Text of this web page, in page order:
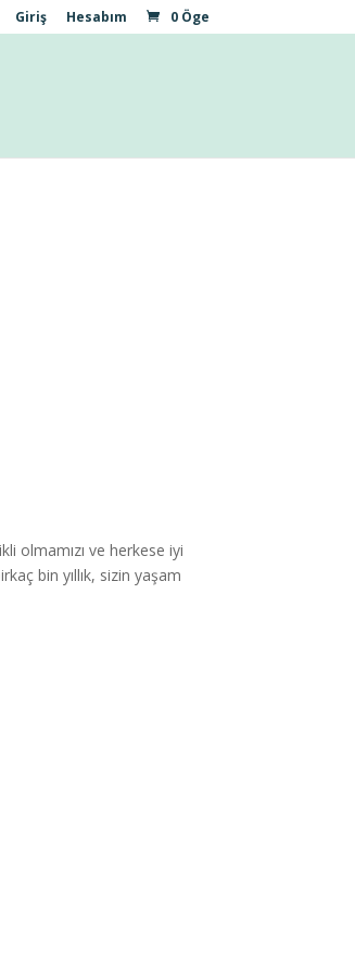
Giriş Hesabım 0 Öge
olmamızı ve herkese iyi
bin yıllık, sizin yaşam